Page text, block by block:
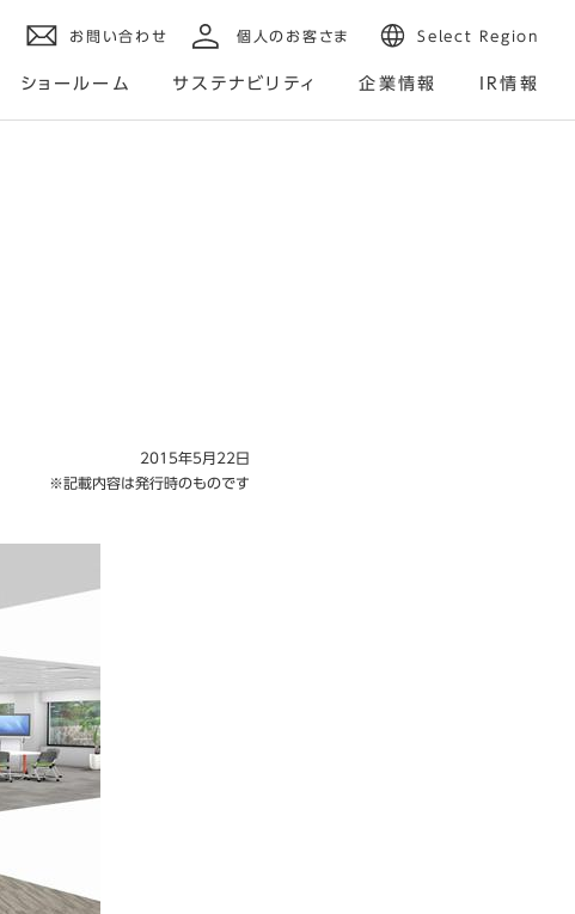
お問い合わせ 個人のお客さま Select Region
ショールーム サステナビリティ 企業情報 IR情報
2015年5月22日
※記載内容は発行時のものです